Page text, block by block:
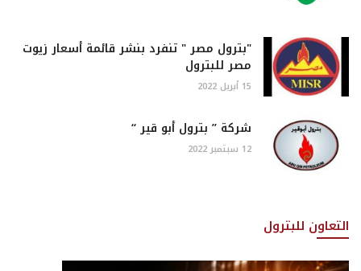
"بترول مصر " تنفرد بنشر قائمة أسعار زيوت
مصر للبترول
15 أبريل 2022
شركة ” بترول أبو قير “
12 سبتمبر 2022
التعاون للبترول